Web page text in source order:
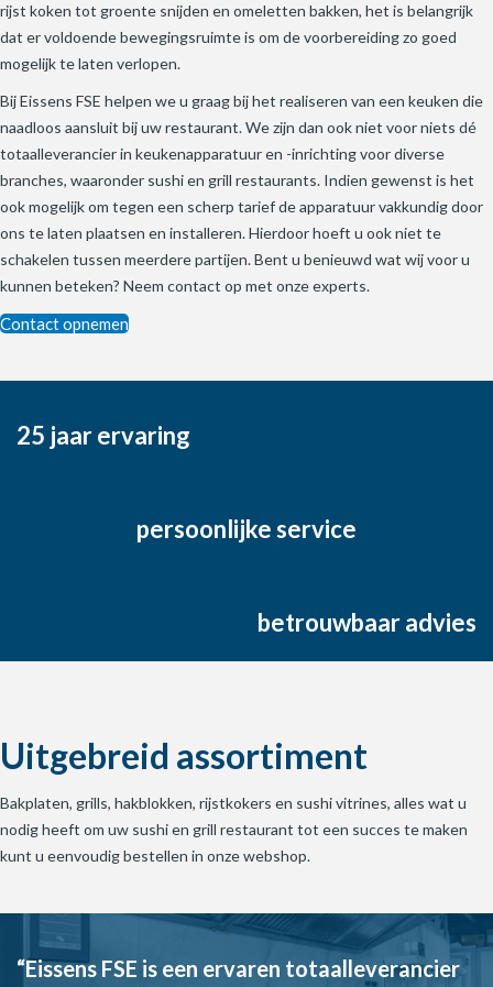
rijst koken tot groente snijden en omeletten bakken, het is belangrijk
dat er voldoende bewegingsruimte is om de voorbereiding zo goed
mogelijk te laten verlopen.
Bij Eissens FSE helpen we u graag bij het realiseren van een keuken die
naadloos aansluit bij uw restaurant. We zijn dan ook niet voor niets dé
totaalleverancier in keukenapparatuur en -inrichting voor diverse
branches, waaronder sushi en grill restaurants. Indien gewenst is het
ook mogelijk om tegen een scherp tarief de apparatuur vakkundig door
ons te laten plaatsen en installeren. Hierdoor hoeft u ook niet te
schakelen tussen meerdere partijen. Bent u benieuwd wat wij voor u
kunnen beteken? Neem contact op met onze experts.
Contact opnemen
25 jaar ervaring
persoonlijke service
betrouwbaar advies
Uitgebreid assortiment
Bakplaten, grills, hakblokken, rijstkokers en sushi vitrines, alles wat u
nodig heeft om uw sushi en grill restaurant tot een succes te maken
kunt u eenvoudig bestellen in onze webshop.
“Eissens FSE is een ervaren totaalleverancier